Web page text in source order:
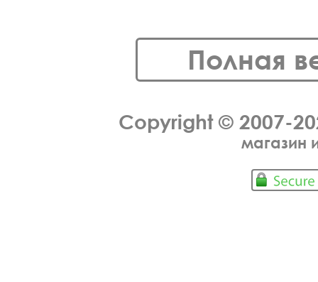
Полная
Copyright © 2007-
магазин